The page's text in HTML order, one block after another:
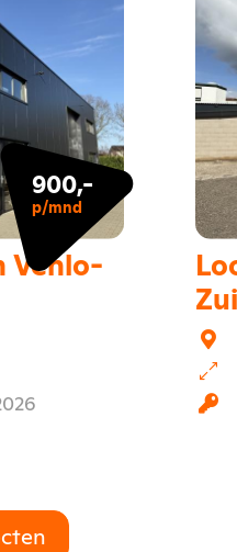
900,-
p/mnd
Venlo-